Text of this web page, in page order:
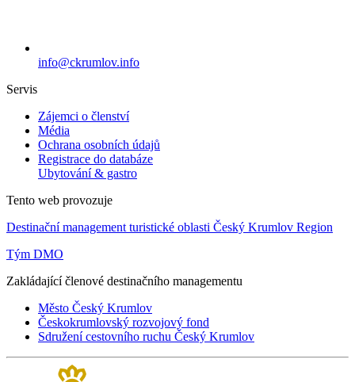
info@ckrumlov.info
Servis
Zájemci o členství
Média
Ochrana osobních údajů
Registrace do databáze
Ubytování & gastro
Tento web provozuje
Destinační management turistické oblasti Český Krumlov Region
Tým DMO
Zakládající členové destinačního managementu
Město Český Krumlov
Českokrumlovský rozvojový fond
Sdružení cestovního ruchu Český Krumlov